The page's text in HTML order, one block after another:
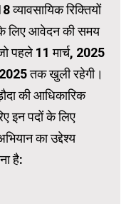
व्यावसायिक रिक्तियों
लिए आवेदन की समय
पहले 11 मार्च, 2025
2025 तक खुली रहेगी।
की आधिकारिक
इन पदों के लिए
का उद्देश्य
है: